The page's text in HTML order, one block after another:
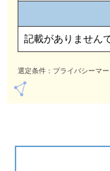
記載がありません
選定条件：プライバシーマ